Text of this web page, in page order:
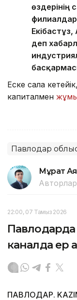
өздерінің
деп
Еске сала
капиталмен
Павлодар
Мұрат
Авторлар
22:00, 07 Тамыз 2026
Павлодарда
каналда ер
ПАВЛОДАР.